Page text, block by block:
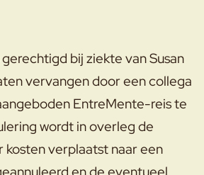
bij ziekte van Susan
vervangen door een collega
EntreMente-reis te
wordt in overleg de
kosten verplaatst naar een